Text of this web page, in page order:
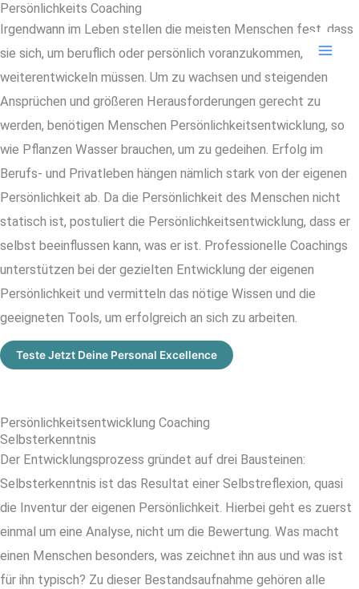
Zum
Inhalt
springen
Persönlichkeits Coaching
Irgendwann im Leben stellen die meisten Menschen fest, dass
sie sich, um beruflich oder persönlich voranzukommen,
weiterentwickeln müssen. Um zu wachsen und steigenden
Ansprüchen und größeren Herausforderungen gerecht zu
werden, benötigen Menschen Persönlichkeitsentwicklung, so
wie Pflanzen Wasser brauchen, um zu gedeihen. Erfolg im
Berufs- und Privatleben hängen nämlich stark von der eigenen
Persönlichkeit ab. Da die Persönlichkeit des Menschen nicht
statisch ist, postuliert die Persönlichkeitsentwicklung, dass er
selbst beeinflussen kann, was er ist. Professionelle Coachings
unterstützen bei der gezielten Entwicklung der eigenen
Persönlichkeit und vermitteln das nötige Wissen und die
geeigneten Tools, um erfolgreich an sich zu arbeiten.
Teste Jetzt Deine Personal Excellence
Persönlichkeitsentwicklung Coaching
Selbsterkenntnis
Der Entwicklungsprozess gründet auf drei Bausteinen:
Selbsterkenntnis ist das Resultat einer Selbstreflexion, quasi
die Inventur der eigenen Persönlichkeit. Hierbei geht es zuerst
einmal um eine Analyse, nicht um die Bewertung. Was macht
einen Menschen besonders, was zeichnet ihn aus und was ist
für ihn typisch? Zu dieser Bestandsaufnahme gehören alle